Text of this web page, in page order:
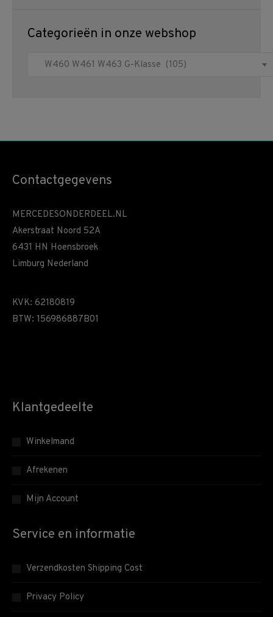
Categorieën in onze webshop
Contactgegevens
MERCEDESONDERDEEL.NL
Akerstraat Noord 52A
6431 HN Hoensbroek
Limburg Nederland
KVK: 62180819
BTW: 156986887B01
Klantgedeelte
Winkelmand
Afrekenen
Mijn Account
Service en informatie
Verzendkosten Shipping Cost
Privacy Policy